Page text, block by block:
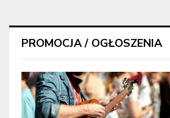
PROMOCJA / OGŁOSZENIA